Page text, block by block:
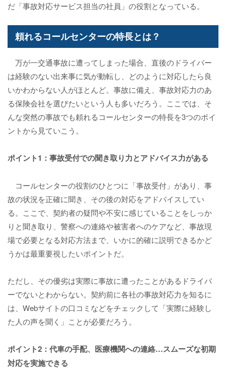
だ「事故対応サービス担当の社員」の役割となっている。
頼れるコールセンターの特長とは？
万が一交通事故に遭ってしまった場合、直後のドライバー
は経験のない出来事に気が動転し、どのように対応したら良
いかわからない人がほとんど。事故に備え、事故対応力のあ
る保険会社を選びたいという人も多いだろう。ここでは、そ
んな突然の事故でも頼れるコールセンターの特長を3つのポイ
ントから見ていこう。
ポイント1：事故受付での聞き取り力とアドバイス力がある
コールセンターの役割のひとつに「事故受付」があり、事
故の状況を正確に聞き、その後の対応をアドバイスしてい
る。ここで、契約者の疑問や不安に感じていることをしっか
りと聞き取り、警察への連絡や被害者へのケアなど、事故現
場で必要となる対応方法まで、いかに的確に説明できるかど
うかは最重要視したいポイントだ。
ただし、その優劣は実際に事故に遭ったことがあるドライバ
ーでないとわからない。契約前に各社の事故対応力を知るに
は、Webサイトの口コミなどをチェックして「実際に経験し
た人の声を聞く」ことが必要だろう。
ポイント2：代車の手配、医療機関への連絡…スムーズな初期
対応を実施できる